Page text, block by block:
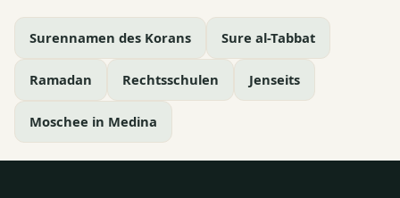
Surennamen des Korans Sure al-Tabbat
Ramadan Rechtsschulen Jenseits
Moschee in Medina